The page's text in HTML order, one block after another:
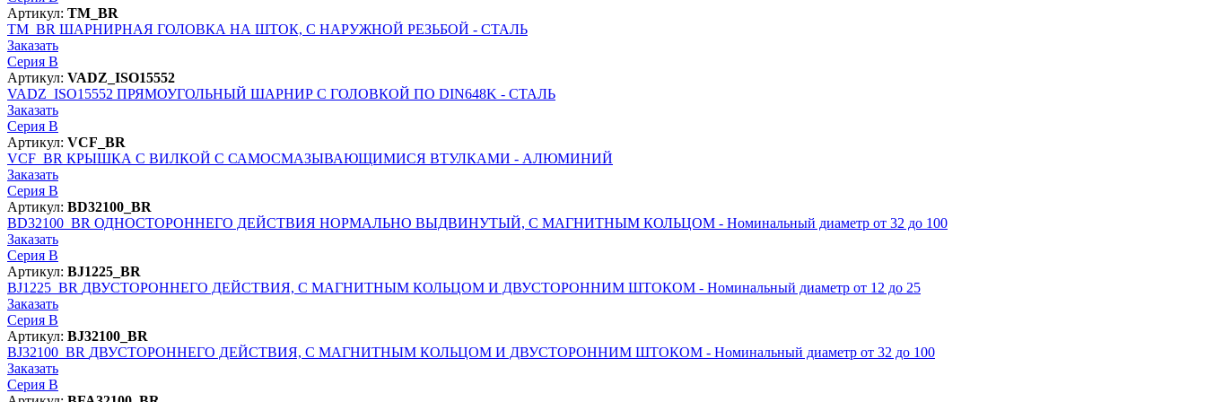
Артикул: TM_BR
TM_BR ШАРНИРНАЯ ГОЛОВКА НА ШТОК, С НАРУЖНОЙ РЕЗЬБОЙ - СТАЛЬ
Заказать
Серия B
Артикул: VADZ_ISO15552
VADZ_ISO15552 ПРЯМОУГОЛЬНЫЙ ШАРНИР С ГОЛОВКОЙ ПО DIN648K - СТАЛЬ
Заказать
Серия B
Артикул: VCF_BR
VCF_BR КРЫШКА С ВИЛКОЙ С САМОСМАЗЫВАЮЩИМИСЯ ВТУЛКАМИ - АЛЮМИНИЙ
Заказать
Серия B
Артикул: BD32100_BR
BD32100_BR ОДНОСТОРОННЕГО ДЕЙСТВИЯ НОРМАЛЬНО ВЫДВИНУТЫЙ, С МАГНИТНЫМ КОЛЬЦОМ - Номинальный диаметр от 32 до 100
Заказать
Серия B
Артикул: BJ1225_BR
BJ1225_BR ДВУСТОРОННЕГО ДЕЙСТВИЯ, С МАГНИТНЫМ КОЛЬЦОМ И ДВУСТОРОННИМ ШТОКОМ - Номинальный диаметр от 12 до 25
Заказать
Серия B
Артикул: BJ32100_BR
BJ32100_BR ДВУСТОРОННЕГО ДЕЙСТВИЯ, С МАГНИТНЫМ КОЛЬЦОМ И ДВУСТОРОННИМ ШТОКОМ - Номинальный диаметр от 32 до 100
Заказать
Серия B